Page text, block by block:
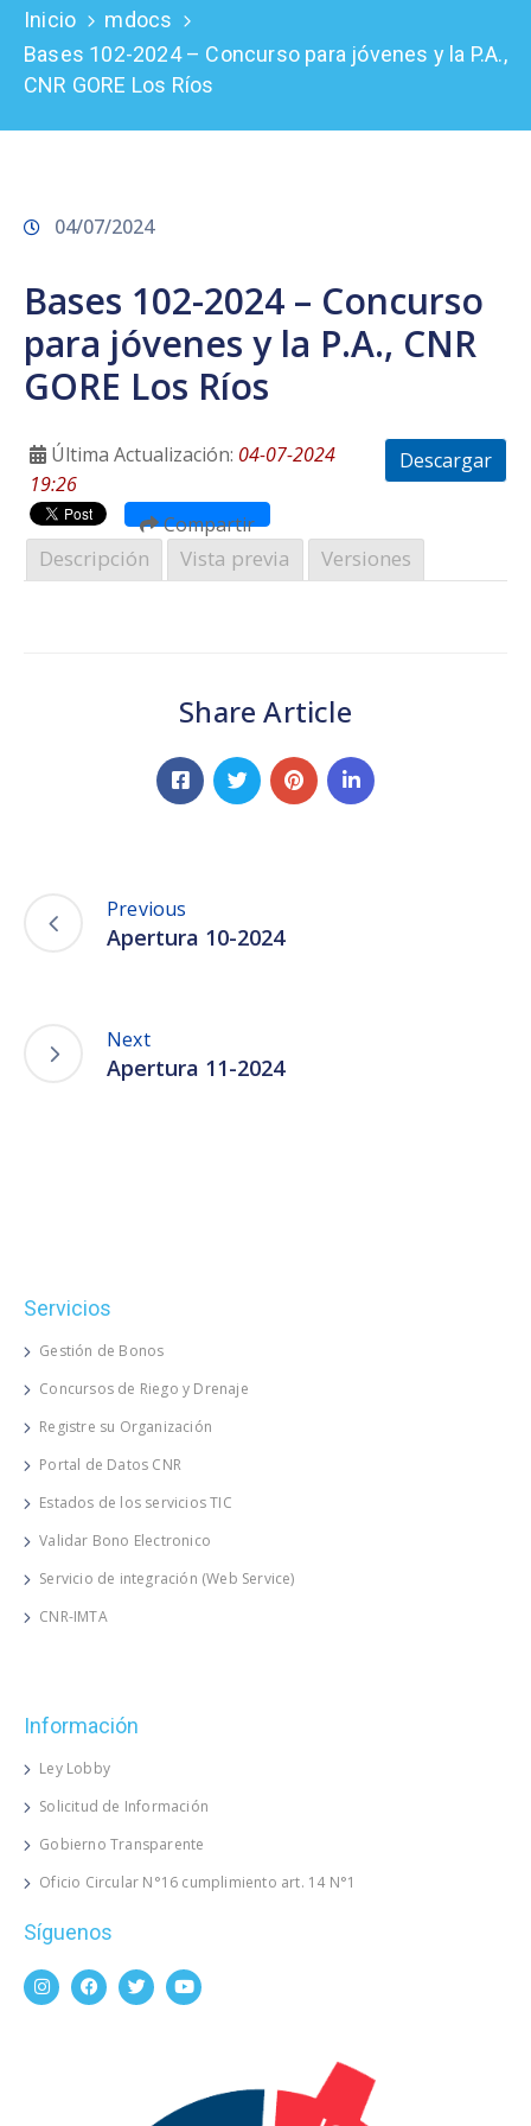
Prensa
Inicio
mdocs
Bases 102-2024 – Concurso para jóvenes y la P.A.,
CNR GORE Los Ríos
04/07/2024
Bases 102-2024 – Concurso
para jóvenes y la P.A., CNR
GORE Los Ríos
Descargar
Última Actualización: 04-07-2024
19:26
Compartir
Descripción Vista previa Versiones
Share Article
Previous
Apertura 10-2024
Next
Apertura 11-2024
Servicios
Gestión de Bonos
Concursos de Riego y Drenaje
Registre su Organización
Portal de Datos CNR
Estados de los servicios TIC
Validar Bono Electronico
Servicio de integración (Web Service)
CNR-IMTA
Información
Ley Lobby
Solicitud de Información
Gobierno Transparente
Oficio Circular N°16 cumplimiento art. 14 N°1
Síguenos